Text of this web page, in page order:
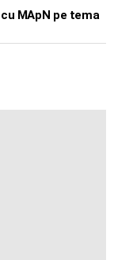
MApN pe tema